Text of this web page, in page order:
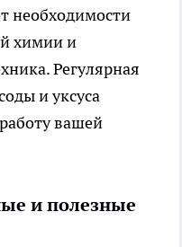
необходимости
химии и
Регулярная
и уксуса
вашей
и полезные